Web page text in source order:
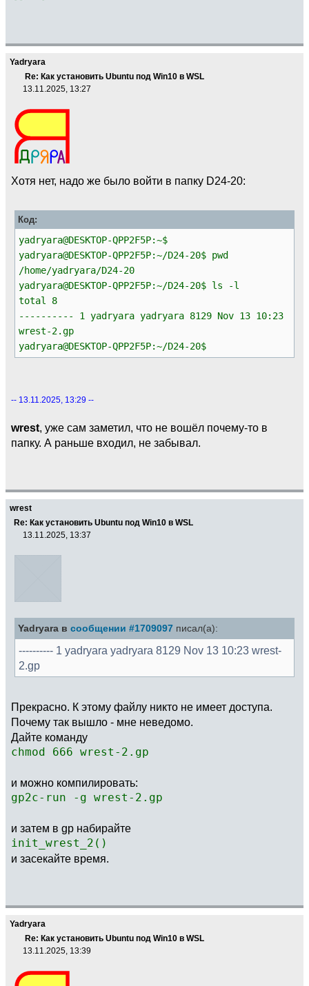
Yadryara
Re: Как установить Ubuntu под Win10 в WSL
13.11.2025, 13:27
Хотя нет, надо же было войти в папку D24-20:
Код:
yadryara@DESKTOP-QPP2F5P:~$
yadryara@DESKTOP-QPP2F5P:~/D24-20$ pwd
/home/yadryara/D24-20
yadryara@DESKTOP-QPP2F5P:~/D24-20$ ls -l
total 8
---------- 1 yadryara yadryara 8129 Nov 13 10:23
wrest-2.gp
yadryara@DESKTOP-QPP2F5P:~/D24-20$
-- 13.11.2025, 13:29 --
wrest, уже сам заметил, что не вошёл почему-то в
папку. А раньше входил, не забывал.
wrest
Re: Как установить Ubuntu под Win10 в WSL
13.11.2025, 13:37
Yadryara в сообщении #1709097 писал(а):
---------- 1 yadryara yadryara 8129 Nov 13 10:23 wrest-
2.gp
Прекрасно. К этому файлу никто не имеет доступа.
Почему так вышло - мне неведомо.
Дайте команду
chmod 666 wrest-2.gp
и можно компилировать:
gp2c-run -g wrest-2.gp
и затем в gp набирайте
init_wrest_2()
и засекайте время.
Yadryara
Re: Как установить Ubuntu под Win10 в WSL
13.11.2025, 13:39